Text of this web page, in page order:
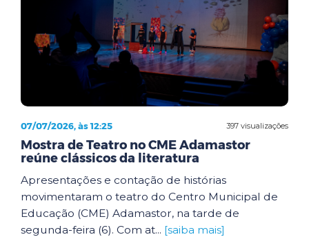
397 visualizações
07/07/2026, às 12:25
Mostra de Teatro no CME Adamastor
reúne clássicos da literatura
Apresentações e contação de histórias
movimentaram o teatro do Centro Municipal de
Educação (CME) Adamastor, na tarde de
segunda-feira (6). Com at... [saiba mais]